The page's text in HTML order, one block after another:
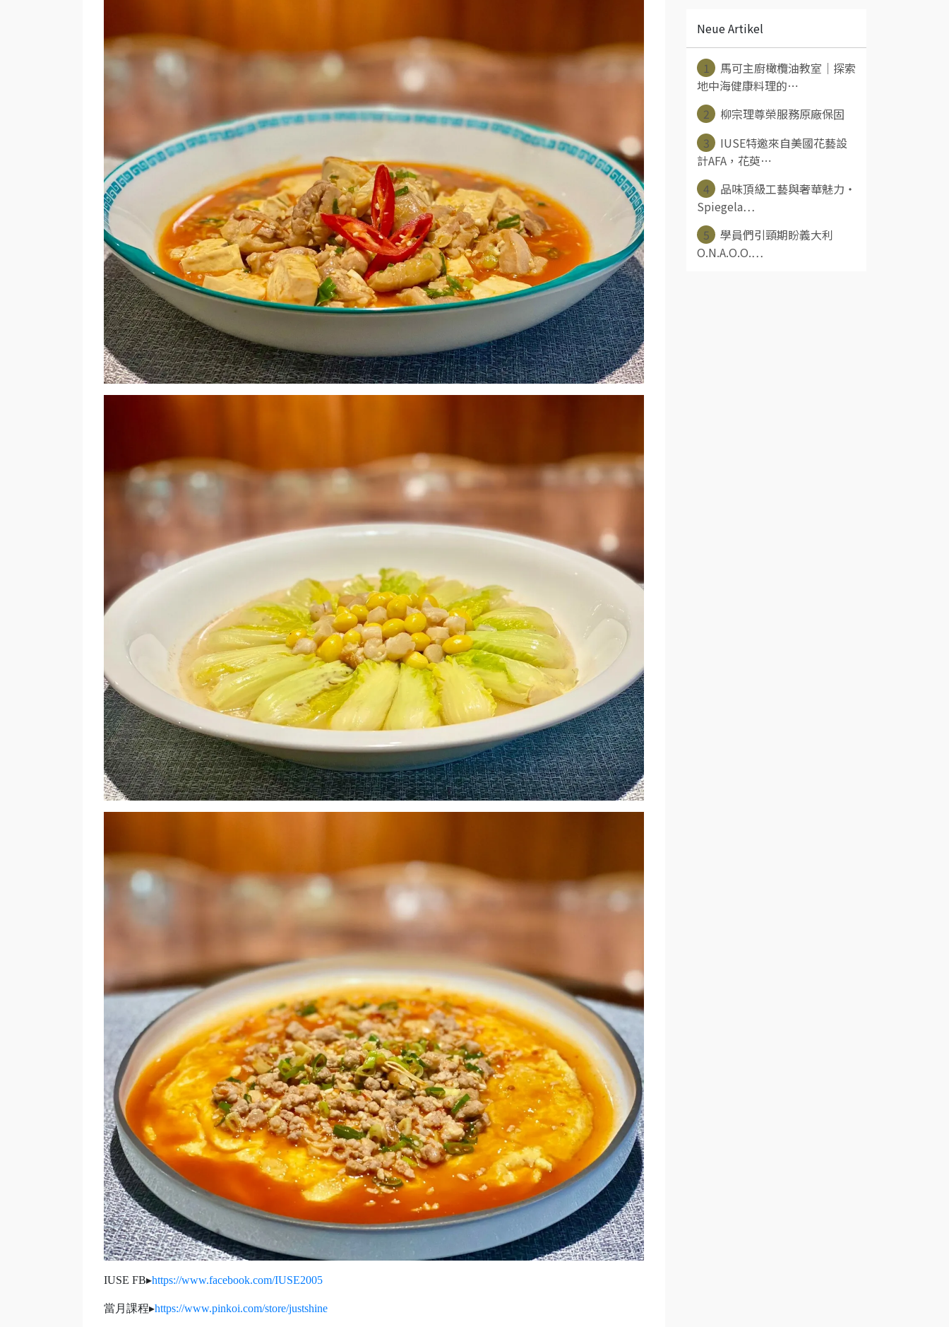
IUSE FB▸https://www.facebook.com/IUSE2005
當月課程▸https://www.pinkoi.com/store/justshine
Neue Artikel
1
馬可主廚橄欖油教室｜探索
地中海健康料理的⋯
2
柳宗理尊榮服務原廠保固
3
IUSE特邀來自美國花藝設
計AFA，花萸⋯
4
品味頂級工藝與奢華魅力‧
Spiegela⋯
5
學員們引頸期盼義大利
O.N.A.O.O.⋯